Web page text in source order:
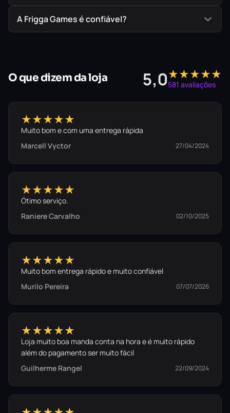
A Frigga Games é confiável?
O que dizem da loja 5,0★★★★★
581 avaliações
★★★★★
Muito bom e com uma entrega rápida
Marcell Vyctor
27/04/2024
★★★★★
Ótimo serviço.
Raniere Carvalho
02/10/2025
★★★★★
Muito bom entrega rápido e muito confiável
Murilo Pereira
07/07/2026
★★★★★
Loja muito boa manda conta na hora e é muito rápido
além do pagamento ser muito fácil
Guilherme Rangel
22/09/2024